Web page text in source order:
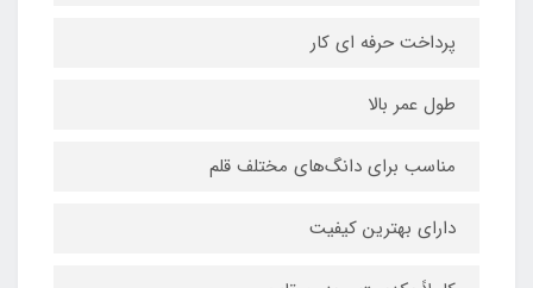
پرداخت حرفه ای کار
طول عمر بالا
مناسب برای دانگ‌های مختلف قلم
دارای بهترین کیفیت